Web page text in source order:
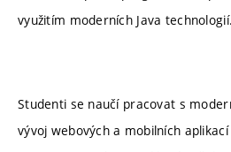
využitím moderních Java technologií.
Studenti se naučí pracovat s
vývoj webových a mobilních aplikací